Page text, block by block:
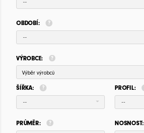
--
OBDOBÍ:
--
VÝROBCE:
Výběr výrobců
ŠÍŘKA:
--
PROFIL:
--
PRŮMĚR: NOSNOST: